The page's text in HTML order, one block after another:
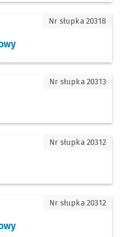
Autobusowy
Nr słupka 20318
WielkieNr słupka 20313
Nr słupka 20312
Autobusowy
Nr słupka 20312